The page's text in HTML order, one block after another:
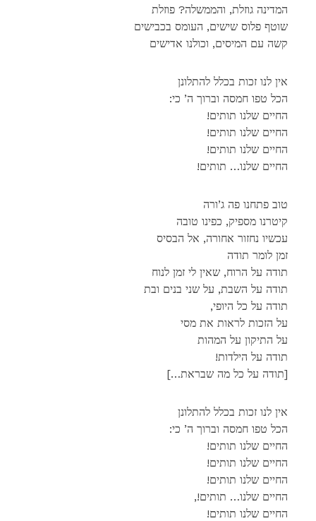
המדינה גוזלת, והממשלה? פוזלת
שוטף פלוס שישים, העומס בכבישים
קשה עם המיסים, וכולנו אדישים
אין לנו זכות בכלל להתלונן
:הכל טפו חמסה וברוך ה’ כי
!החיים שלנו תותים
!החיים שלנו תותים
!החיים שלנו תותים
!החיים שלנו… תותים
טוב פתחנו פה ג’ורה
קיטרנו מספיק, כפינו טובה
עכשיו נחזור אחורה, אל הבסיס
זמן לומר תודה
תודה על הרוח, שאין לי זמן לנוח
תודה על השבת, על שני בנים ובת
,תודה על כל היופי
על הזכות לראות את מסי
על התיקון על המהות
!תודה על הילדות
[…תודה על כל מה שבראת]
אין לנו זכות בכלל להתלונן
:הכל טפו חמסה וברוך ה’ כי
!החיים שלנו תותים
!החיים שלנו תותים
!החיים שלנו תותים
,!החיים שלנו… תותים
!החיים שלנו תותים